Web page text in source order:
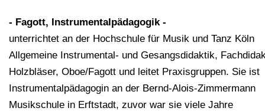
- Fagott, Instrumentalpädagogik -
unterrichtet an der Hochschule für Musik und Tanz Köln
Allgemeine Instrumental- und Gesangsdidaktik,
Holzbläser, Oboe/Fagott und leitet Praxisgruppen. Sie ist
Instrumentalpädagogin an der Bernd-Alois-Zimmermann
Musikschule in Erftstadt, zuvor war sie viele Jahre